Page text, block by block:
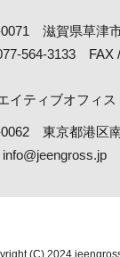
0071 滋賀県草津
564-3133 FAX /
イティブオフィス
0062 東京都港区
info@jeengross.jp
(C) 2024